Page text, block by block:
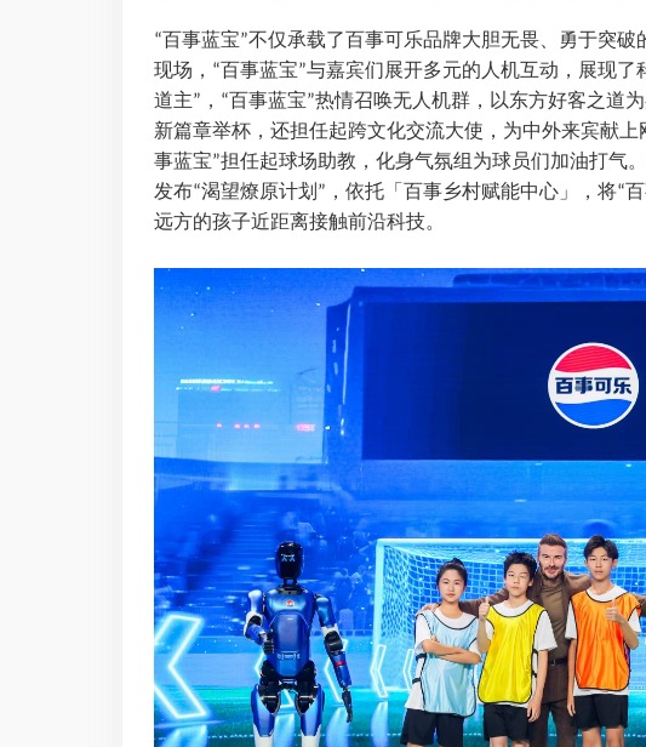
“百事蓝宝”不仅承载了百事可乐品牌大胆无畏、勇于突破
现场， “百事蓝宝”与嘉宾们展开多元的人机互动，展现了
道主” ， “百事蓝宝”热情召唤无人机群，以东方好客之道
新篇章举杯，还担任起跨文化交流大使，为中外来宾献上
事蓝宝”担任起球场助教，化身气氛组为球员们加油打气
发布“渴望燎原计划 ” ，依托「百事乡村赋能中心」，将“
远方的孩子近距离接触前沿科技。